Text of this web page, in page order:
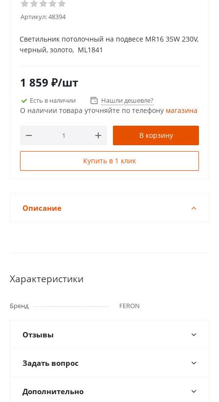
Артикул:48394
Светильник потолочный на подвесе MR16 35W 230V,
черный, золото, ML1841
1 859 ₽/шт
Есть в наличии Нашли дешевле?
О наличии товара уточняйте по телефону магазина
В корзину
Купить в 1 клик
Описание
Характеристики
Бренд FERON
Отзывы
Задать вопрос
Дополнительно